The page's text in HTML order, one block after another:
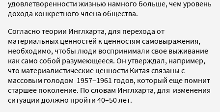
удовлетворенности жизнью намного больше, чем уровень
дохода конкретного члена общества.
Согласно теории Инглхарта, для перехода от
материальных ценностей к ценностям самовыражения,
необходимо, чтобы люди воспринимали свое выживание
как само собой разумеющееся. Он утверждал, например,
что материалистические ценности Китая связаны с
массовым голодом 1957–1961 годов, который еще помнит
старшее поколение. По словам Инглхарта, для изменения
ситуации должно пройти 40–50 лет.